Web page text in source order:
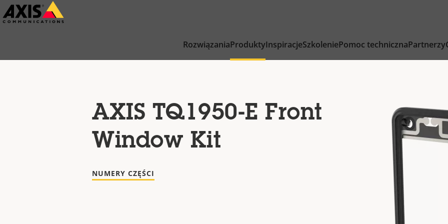
Przejdź
do
RozwiązaniaProduktyInspiracjeSzkoleniePomoc technicznaPartnerzy
AXIS TQ1950-E Front
Window Kit
NUMERY CZĘŚCI